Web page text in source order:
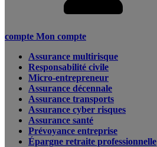
compte Mon compte
Assurance multirisque
Responsabilité civile
Micro-entrepreneur
Assurance décennale
Assurance transports
Assurance cyber risques
Assurance santé
Prévoyance entreprise
Épargne retraite professionnelle